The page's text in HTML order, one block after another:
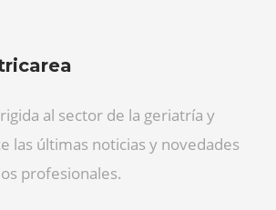
al sector de la geriatría y
las últimas noticias y novedades
profesionales.